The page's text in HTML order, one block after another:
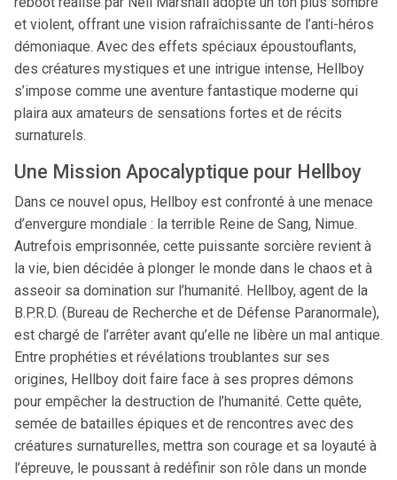
et violent, offrant une vision rafraîchissante de l’anti-héros
démoniaque. Avec des effets spéciaux époustouflants,
des créatures mystiques et une intrigue intense, Hellboy
s’impose comme une aventure fantastique moderne qui
plaira aux amateurs de sensations fortes et de récits
surnaturels.
Une Mission Apocalyptique pour Hellboy
Dans ce nouvel opus, Hellboy est confronté à une menace
d’envergure mondiale : la terrible Reine de Sang, Nimue.
Autrefois emprisonnée, cette puissante sorcière revient à
la vie, bien décidée à plonger le monde dans le chaos et à
asseoir sa domination sur l’humanité. Hellboy, agent de la
B.P.R.D. (Bureau de Recherche et de Défense Paranormale),
est chargé de l’arrêter avant qu’elle ne libère un mal antique.
Entre prophéties et révélations troublantes sur ses
origines, Hellboy doit faire face à ses propres démons
pour empêcher la destruction de l’humanité. Cette quête,
semée de batailles épiques et de rencontres avec des
créatures surnaturelles, mettra son courage et sa loyauté à
l’épreuve, le poussant à redéfinir son rôle dans un monde